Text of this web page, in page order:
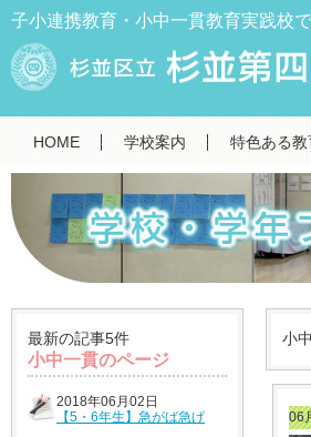
子小連携教育・小中一貫教育実践校
HOME 学校案内 特色ある教
最新の記事5件
小中一貫のページ
2018年06月02日
【5・6年生】急がば急げ
小
06